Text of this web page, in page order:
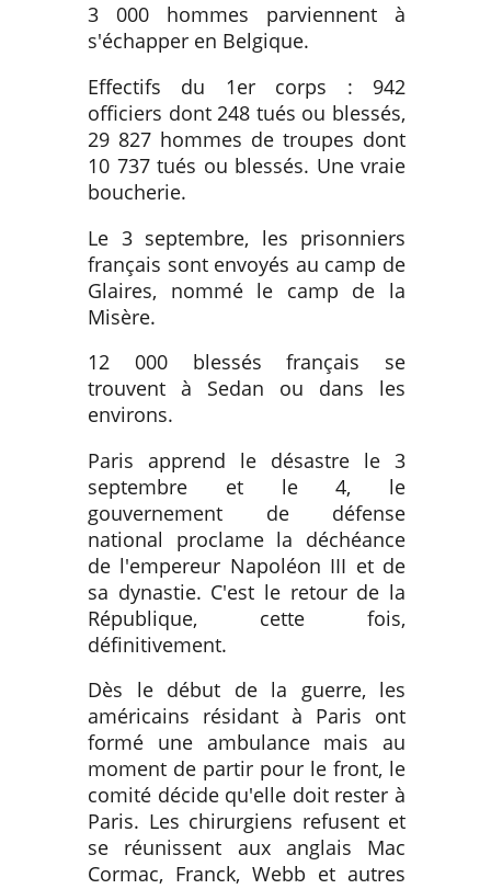
3 000 hommes parviennent à
s'échapper en Belgique.
Effectifs du 1er corps : 942
officiers dont 248 tués ou blessés,
29 827 hommes de troupes dont
10 737 tués ou blessés. Une vraie
boucherie.
Le 3 septembre, les prisonniers
français sont envoyés au camp de
Glaires, nommé le camp de la
Misère.
12 000 blessés français se
trouvent à Sedan ou dans les
environs.
Paris apprend le désastre le 3
septembre et le 4, le
gouvernement de défense
national proclame la déchéance
de l'empereur Napoléon III et de
sa dynastie. C'est le retour de la
République, cette fois,
définitivement.
Dès le début de la guerre, les
américains résidant à Paris ont
formé une ambulance mais au
moment de partir pour le front, le
comité décide qu'elle doit rester à
Paris. Les chirurgiens refusent et
se réunissent aux anglais Mac
Cormac, Franck, Webb et autres